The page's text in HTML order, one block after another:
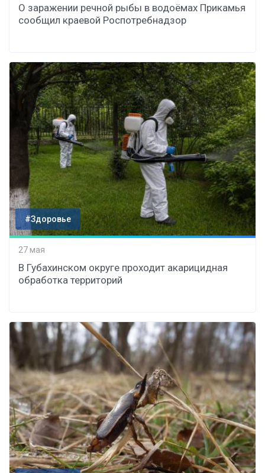
О заражении речной рыбы в водоёмах Прикамья
сообщил краевой Роспотребнадзор
#Здоровье
27 мая
В Губахинском округе проходит акарицидная
обработка территорий